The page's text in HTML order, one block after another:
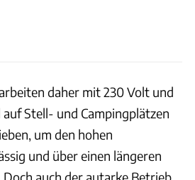
daher mit 230 Volt und
Stell- und Campingplätzen
um den hohen
und über einen längeren
auch der autarke Betrieb